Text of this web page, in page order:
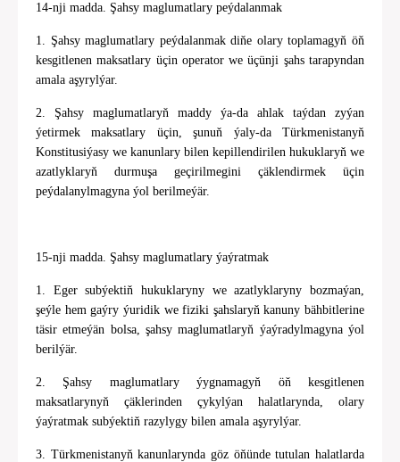
14-nji madda. Şahsy maglumatlary peýdalanmak
1. Şahsy maglumatlary peýdalanmak diňe olary toplamagyň öň
kesgitlenen maksatlary üçin operator we üçünji şahs tarapyndan
amala aşyrylýar.
2. Şahsy maglumatlaryň maddy ýa-da ahlak taýdan zyýan
ýetirmek maksatlary üçin, şunuň ýaly-da Türkmenistanyň
Konstitusiýasy we kanunlary bilen kepillendirilen hukuklaryň we
azatlyklaryň durmuşa geçirilmegini çäklendirmek üçin
peýdalanylmagyna ýol berilmeýär.
15-nji madda. Şahsy maglumatlary ýaýratmak
1. Eger subýektiň hukuklaryny we azatlyklaryny bozmaýan,
şeýle hem gaýry ýuridik we fiziki şahslaryň kanuny bähbitlerine
täsir etmeýän bolsa, şahsy maglumatlaryň ýaýradylmagyna ýol
berilýär.
2. Şahsy maglumatlary ýygnamagyň öň kesgitlenen
maksatlarynyň çäklerinden çykylýan halatlarynda, olary
ýaýratmak subýektiň razylygy bilen amala aşyrylýar.
3. Türkmenistanyň kanunlarynda göz öňünde tutulan halatlarda